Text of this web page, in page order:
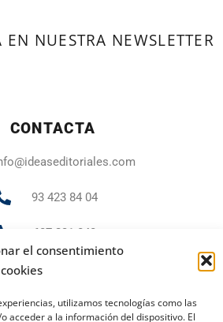
el consentimiento
utilizamos tecnologías como las
acceder a la información del dispositivo. El
NUESTRA NEWSLETTER
CONTACTA
93 423 84 04
607 231 848